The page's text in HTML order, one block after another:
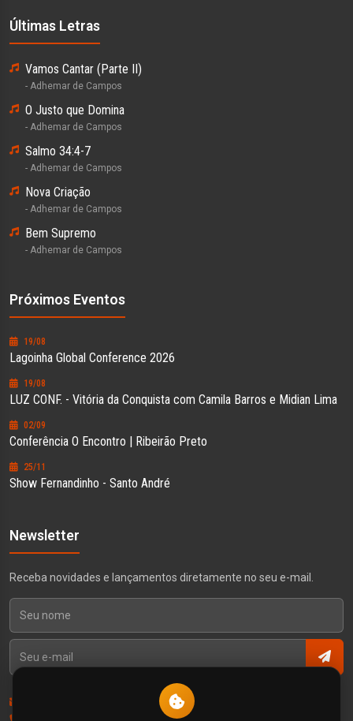
Últimas Letras
Vamos Cantar (Parte II)
- Adhemar de Campos
O Justo que Domina
- Adhemar de Campos
Salmo 34:4-7
- Adhemar de Campos
Nova Criação
- Adhemar de Campos
Bem Supremo
- Adhemar de Campos
Próximos Eventos
19/08
Lagoinha Global Conference 2026
19/08
LUZ CONF. - Vitória da Conquista com Camila Barros e Midian Lima
02/09
Conferência O Encontro | Ribeirão Preto
25/11
Show Fernandinho - Santo André
Newsletter
Receba novidades e lançamentos diretamente no seu e-mail.